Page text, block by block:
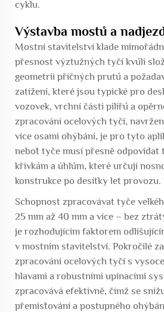
cyklu.
Výstavba mostů a
Mostní stavitelství klade
přesnost výztužných tyčí kvůli
geometrii příčných prutů a
zatížení, které jsou typické pro
vozovek, vrchní části pilířů a
zpracování ocelových tyčí,
více osami ohýbání, je pro tyto
neboť tyče musí přesně odpovídat
křivkám a úhlům, které určují
konstrukce po desítky let provozu.
Schopnost zpracovávat tyče
25 mm až 40 mm a více – bez
je rozhodujícím faktorem
v mostním stavitelství. Pokročilé
zpracování ocelových tyčí s
hlavami a robustními upínacími
zpracovává efektivně, čímž se
přemisťování a postupného